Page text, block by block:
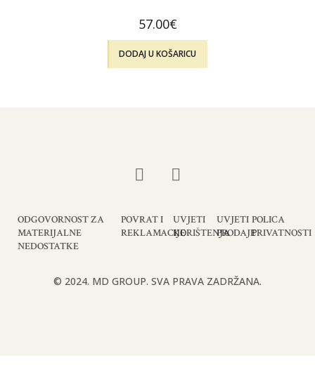
57.00€
DODAJ U KOŠARICU
ODGOVORNOST ZA
MATERIJALNE
NEDOSTATKE
POVRAT I
REKLAMACIJE
UVJETI
KORIŠTENJA
UVJETI
PRODAJE
POLICA
PRIVATNOSTI
© 2024. MD GROUP. SVA PRAVA ZADRŽANA.